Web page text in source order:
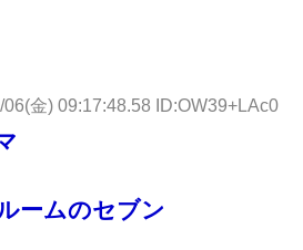
06(金) 09:17:48.58 ID:OW39+LAc0
ームのセブン